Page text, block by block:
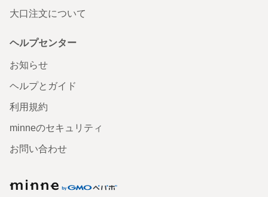
大口注文について
ヘルプセンター
お知らせ
ヘルプとガイド
利用規約
minneのセキュリティ
お問い合わせ